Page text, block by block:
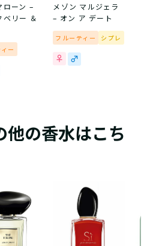
ローン –
ベリー ＆
ー
メゾン マルジェラ
– オン ア デート
フルーティー シプレ
他の香水はこち